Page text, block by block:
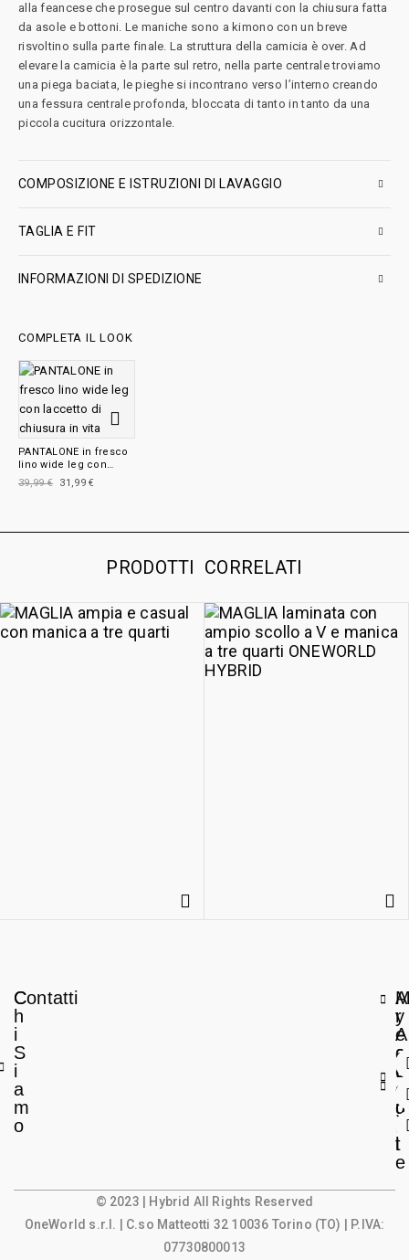
alla feancese che prosegue sul centro davanti con la chiusura fatta
da asole e bottoni. Le maniche sono a kimono con un breve
risvoltino sulla parte finale. La struttura della camicia è over. Ad
elevare la camicia è la parte sul retro, nella parte centrale troviamo
una piega baciata, le pieghe si incontrano verso l’interno creando
una fessura centrale profonda, bloccata di tanto in tanto da una
piccola cucitura orizzontale.
COMPOSIZIONE E ISTRUZIONI DI LAVAGGIO
TAGLIA E FIT
INFORMAZIONI DI SPEDIZIONE
COMPLETA IL LOOK
PANTALONE in fresco
lino wide leg con
laccetto di chiusura in
vita
39,99€ 31,99€
PRODOTTI CORRELATI
C
h
i
S
i
a
m
o
Contatti
A
r
e
a
L
e
g
l
e
y
A
c
c
o
u
t
© 2023 | Hybrid All Rights Reserved
OneWorld s.r.l.
| C.so Matteotti 32 10036 Torino (TO) | P.IVA:
07730800013